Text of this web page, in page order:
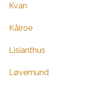
Kvan
Kålroe
Lisianthus
Løvemund